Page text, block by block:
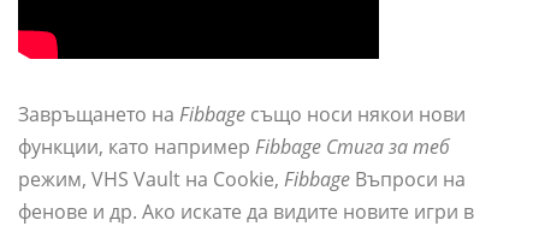
Завръщането на Fibbage също носи някои нови
функции, като например Fibbage Стига за теб
режим, VHS Vault на Cookie, Fibbage Въпроси на
фенове и др. Ако искате да видите новите игри в